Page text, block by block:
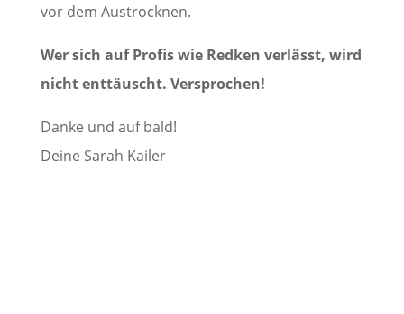
vor dem Austrocknen.
Wer sich auf Profis wie Redken verlässt, wird
nicht enttäuscht. Versprochen!
Danke und auf bald!
Deine Sarah Kailer